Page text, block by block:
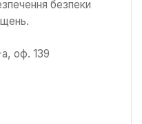
безпеки
оф. 139